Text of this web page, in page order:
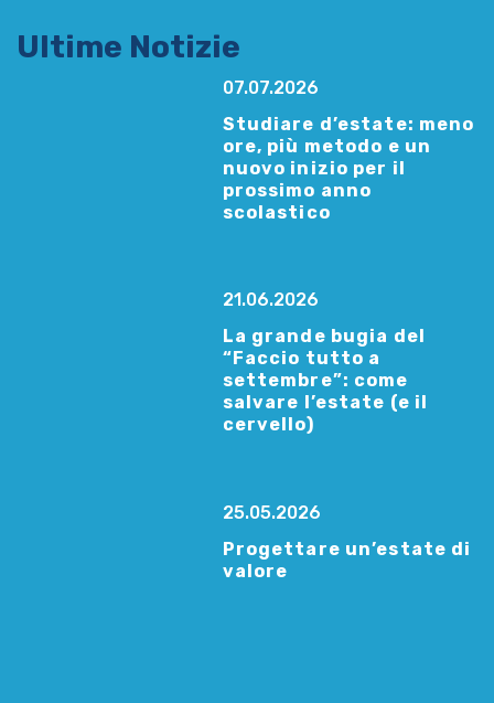
Ultime Notizie
07.07.2026
Studiare d’estate: meno
ore, più metodo e un
nuovo inizio per il
prossimo anno
scolastico
21.06.2026
La grande bugia del
“Faccio tutto a
settembre”: come
salvare l’estate (e il
cervello)
25.05.2026
Progettare un’estate di
valore